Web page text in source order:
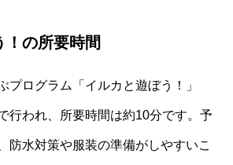
！の所要時間
プログラム「イルカと遊ぼう！」
行われ、所要時間は約10分です。予
防水対策や服装の準備がしやすいこ